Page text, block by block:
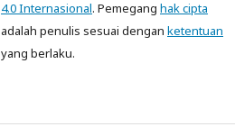
4.0 Internasional. Pemegang hak cipta
adalah penulis sesuai dengan ketentuan
yang berlaku.